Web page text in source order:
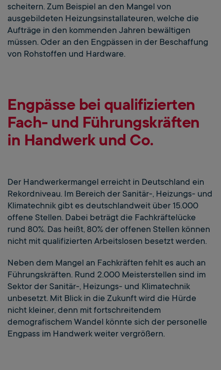
scheitern. Zum Beispiel an den Mangel von
ausgebildeten Heizungsinstallateuren, welche die
Aufträge in den kommenden Jahren bewältigen
müssen. Oder an den Engpässen in der Beschaffung
von Rohstoffen und Hardware.
Engpässe bei qualifizierten
Fach- und Führungskräften
in Handwerk und Co.
Der Handwerkermangel erreicht in Deutschland ein
Rekordniveau. Im Bereich der Sanitär-, Heizungs- und
Klimatechnik gibt es deutschlandweit über 15.000
offene Stellen. Dabei beträgt die Fachkräftelücke
rund 80%. Das heißt, 80% der offenen Stellen können
nicht mit qualifizierten Arbeitslosen besetzt werden.
Neben dem Mangel an Fachkräften fehlt es auch an
Führungskräften. Rund 2.000 Meisterstellen sind im
Sektor der Sanitär-, Heizungs- und Klimatechnik
unbesetzt. Mit Blick in die Zukunft wird die Hürde
nicht kleiner, denn mit fortschreitendem
demografischem Wandel könnte sich der personelle
Engpass im Handwerk weiter vergrößern.